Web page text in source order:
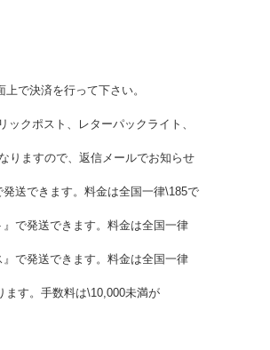
で決済を行って下さい。
クポスト、レターパックライト、
りますので、返信メールでお知らせ
送できます。料金は全国一律\185で
で発送できます。料金は全国一律
で発送できます。料金は全国一律
ます。手数料は\10,000未満が